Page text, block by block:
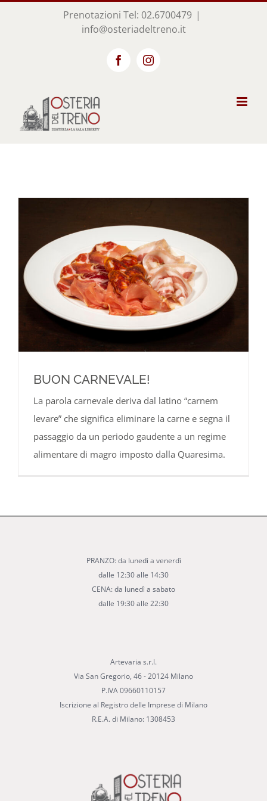
Prenotazioni Tel: 02.6700479 |
info@osteriadeltreno.it
FacebookInstagram
BUON CARNEVALE!
La parola carnevale deriva dal latino “carnem
levare” che significa eliminare la carne e segna il
passaggio da un periodo gaudente a un regime
alimentare di magro imposto dalla Quaresima.
PRANZO: da lunedì a venerdì
dalle 12:30 alle 14:30
CENA: da lunedì a sabato
dalle 19:30 alle 22:30
Artevaria s.r.l.
Via San Gregorio, 46 - 20124 Milano
P.IVA 09660110157
Iscrizione al Registro delle Imprese di Milano
R.E.A. di Milano: 1308453